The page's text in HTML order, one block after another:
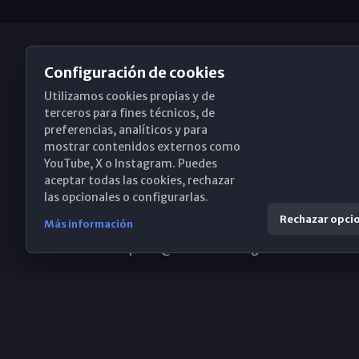
Obispado de Málaga
Santa María, 18-20. 29015 Málaga
(+34) 952 224 386
Configuración de cookies
Utilizamos cookies propias y de
terceros para fines técnicos, de
preferencias, analíticos y para
mostrar contenidos externos como
YouTube, X o Instagram. Puedes
aceptar todas las cookies, rechazar
las opcionales o configurarlas.
Más información Rechazar